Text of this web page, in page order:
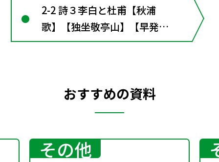
2-2 詩３李白と杜甫【秋浦
歌】【独坐敬亭山】【早発白
帝城】【送友人】【月下独
おすすめの資料
その他